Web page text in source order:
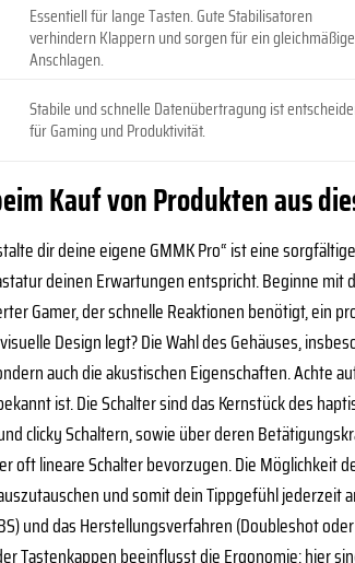
Essentiell für lange Tasten. Gute Stabilisatoren
verhindern Klappern und sorgen für ein
Anschlagen.
Stabile und schnelle Datenübertragung ist
für Gaming und Produktivität.
Kauf von Produkten aus
dir deine eigene GMMK Pro“ ist eine
deinen Erwartungen entspricht. Beginne mit
Gamer, der schnelle Reaktionen benötigt, ein
Design legt? Die Wahl des Gehäuses,
auch die akustischen Eigenschaften. Achte
ist. Die Schalter sind das Kernstück des
clicky Schaltern, sowie über deren
oft lineare Schalter bevorzugen. Die Möglichkeit
und somit dein Tippgefühl jederzeit
und das Herstellungsverfahren (Doubleshot